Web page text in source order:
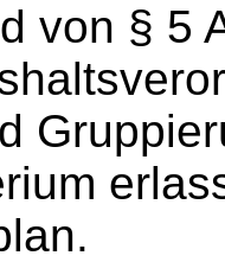
von § 5